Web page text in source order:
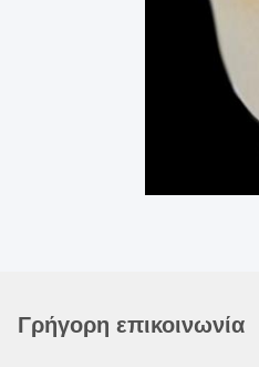
Γρήγορη επικοινωνία